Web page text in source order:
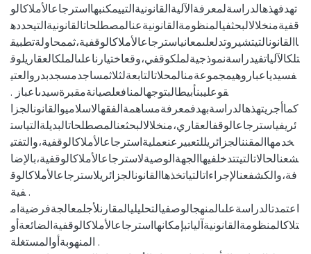
تهدفهذهالدراسةلمعرفةالآليةالقانونيةالتييمكنبهااسترجاعالأملاكالو
قفيةمنخلالالبحثفيالمنظومةالقانونيةعنالمصطلحاتالقانونيةالتيحدده
االقانونالتيتشيروتدلعلىمعانياسترجاعالأملاكالوقفية،ثممحاولةتطبيق
تلكالآلياتفيدراسةنموذجيةلملكوقفي،وقعاختيارناعلىالملكالعقاريلوق
فسيدياعباروهيمجموعةمنالمحلاتالتابعةلثلاثمساجدمسجدبدروالعتي
قوعليبنأبيطالبتوجهالمنافعلصيانةمقبرةسيدىاعباز .
كماأجريتهذهالدراسةبهدفمعرفةمساهمةالفقهالاسلاميوالقانونالجزا
ئريفياسترجاعالوقفالعقاري،منخلالالبحثعنالمصطلحاتالبديلةالتياست
خدمهاالمقننالجزائريللتعبيرعنعمليةاسترجاعالأملاكالوقفية،والتفتي
شعنالحالاتالتيتتدخلفيهاالجهةالوصيةلاسترجاعالأملاكالوقفية،بالإضا
فة،والكشفعنالإجراءاتالتياتخذهاالقانونالجزائريلاسترجاعالأملاكالوق
فية .
اعتمدتالدراسةعلىالمنهجالوصفيالتحليليالمقارنلأجلمعالجةفرضيةام
تلاكالمنظومةالقانونيةآلياتبإمكانهااسترجاعالأملاكالوقفيةالضائعةأو
المنهوبةأوالمستغلة .